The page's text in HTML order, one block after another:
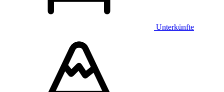
Unterkünfte